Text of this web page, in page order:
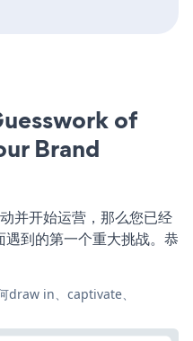
of
Brand
并开始运营，那么您已经
到的第一个重大挑战。恭
draw in、captivate、